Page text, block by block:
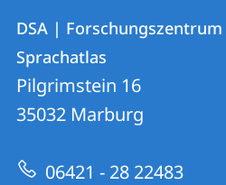
Kontakt
und
Informationen
zur
Website
Kontaktinformationen
DSA
|
Forschungszentrum
Sprachatlas
DSA |
Sprachatlas
Pilgrimstein 16
35032 Marburg
06421 - 28 22483